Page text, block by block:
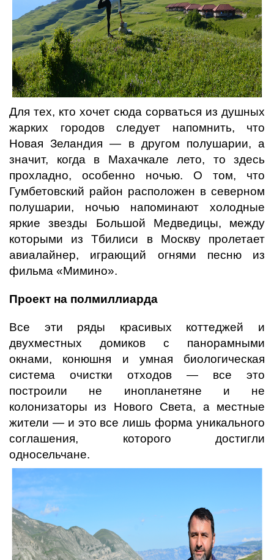
Для тех, кто хочет сюда сорваться из душных
жарких городов следует напомнить, что
Новая Зеландия — в другом полушарии, а
значит, когда в Махачкале лето, то здесь
прохладно, особенно ночью. О том, что
Гумбетовский район расположен в северном
полушарии, ночью напоминают холодные
яркие звезды Большой Медведицы, между
которыми из Тбилиси в Москву пролетает
авиалайнер, играющий огнями песню из
фильма «Мимино».
Проект на полмиллиарда
Все эти ряды красивых коттеджей и
двухместных домиков с панорамными
окнами, конюшня и умная биологическая
система очистки отходов — все это
построили не инопланетяне и не
колонизаторы из Нового Света, а местные
жители — и это все лишь форма уникального
соглашения, которого достигли
односельчане.